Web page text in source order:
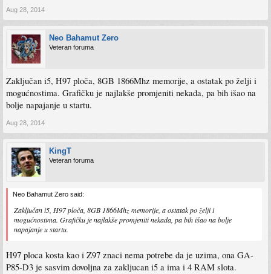
Aug 28, 2014
Neo Bahamut Zero
Veteran foruma
Zaključan i5, H97 ploča, 8GB 1866Mhz memorije, a ostatak po želji i
mogućnostima. Grafičku je najlakše promjeniti nekada, pa bih išao na
bolje napajanje u startu.
Aug 28, 2014
KingT
Veteran foruma
Neo Bahamut Zero said:
Zaključan i5, H97 ploča, 8GB 1866Mhz memorije, a ostatak po želji i
mogućnostima. Grafičku je najlakše promjeniti nekada, pa bih išao na bolje
napajanje u startu.
H97 ploca kosta kao i Z97 znaci nema potrebe da je uzima, ona GA-
P85-D3 je sasvim dovoljna za zakljucan i5 a ima i 4 RAM slota.